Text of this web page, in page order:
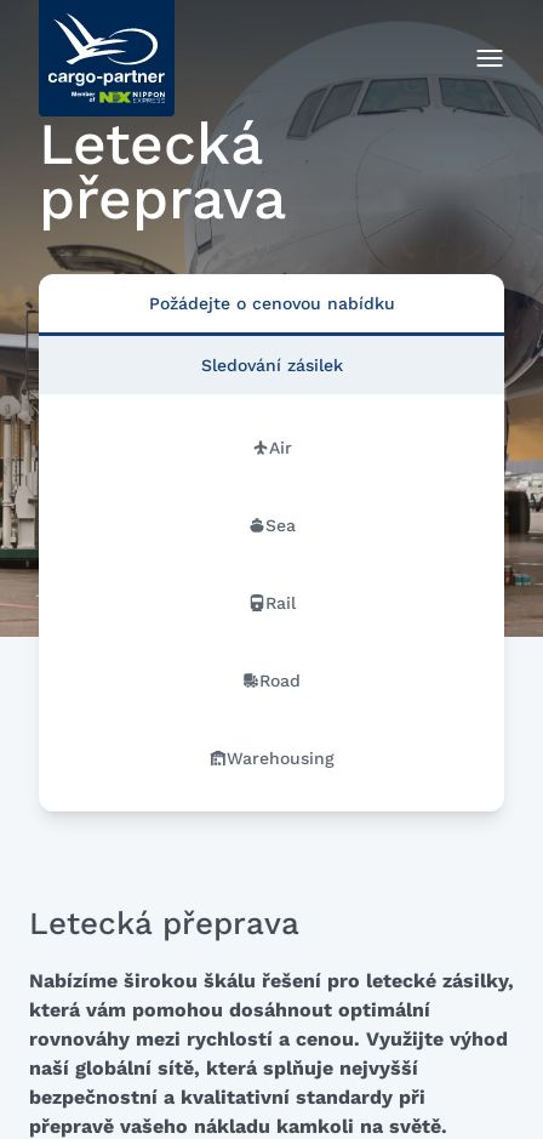
Letecká
přeprava
Požádejte o cenovou nabídku
Air
Sea
Rail
Road
Warehousing
Sledování zásilek
Letecká přeprava
Nabízíme širokou škálu řešení pro letecké zásilky,
která vám pomohou dosáhnout optimální
rovnováhy mezi rychlostí a cenou. Využijte výhod
naší globální sítě, která splňuje nejvyšší
bezpečnostní a kvalitativní standardy při
přepravě vašeho nákladu kamkoli na světě.